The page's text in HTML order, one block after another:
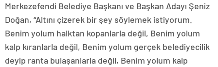
Merkezefendi Belediye Başkanı ve Başkan Adayı Şeniz
Doğan, “Altını çizerek bir şey söylemek istiyorum.
Benim yolum halktan kopanlarla değil, Benim yolum
kalp kıranlarla değil, Benim yolum gerçek belediyecilik
deyip ranta bulaşanlarla değil, Benim yolum kalp